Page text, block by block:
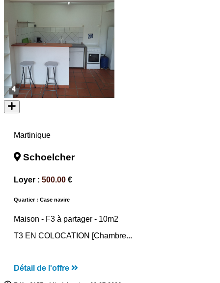
4
Martinique
Schoelcher
Loyer : 500.00 €
Quartier : Case navire
Maison - F3 à partager - 10m2
T3 EN COLOCATION [Chambre...
Détail de l'offre